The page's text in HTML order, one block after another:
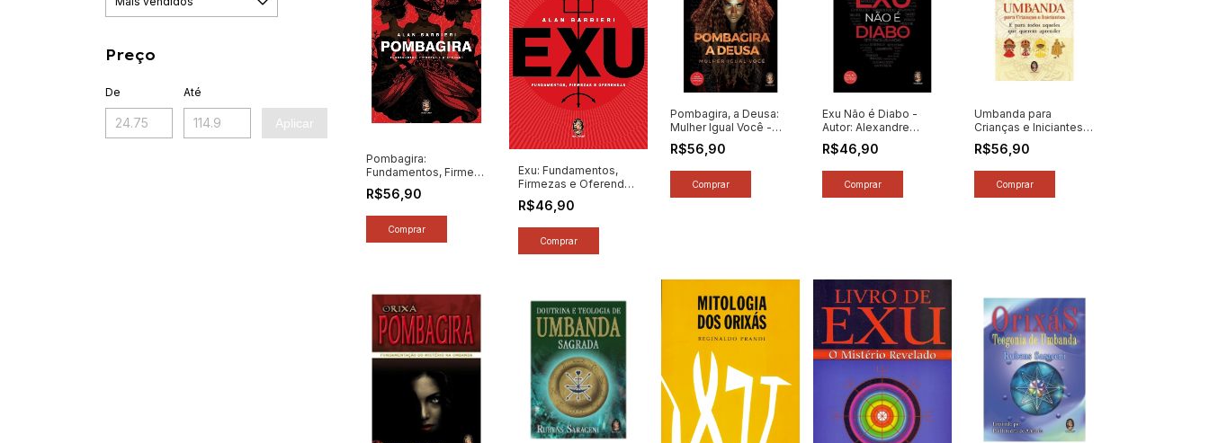
Preço
De Até
Aplicar
Pombagira:
Fundamentos, Firmeza
e Oferendas - Autor:
Alan Barbieri (2026)
[novo]
R$56,90
Exu: Fundamentos,
Firmezas e Oferendas
- Autor: Alan Barbieri
(2026) [novo]
R$46,90
Pombagira, a Deusa:
Mulher Igual Você -
Autor: Alexandre
Cumino (2026) [novo]
R$56,90
Exu Não é Diabo -
Autor: Alexandre
Cumino (2026) [novo]
R$46,90
Umbanda para
Crianças e Iniciantes -
Autor: Doris
Carajilescov Pires
(2026) [novo]
R$56,90